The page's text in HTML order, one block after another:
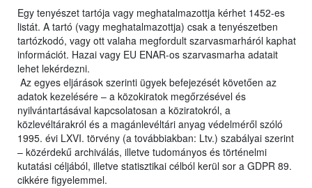
Egy tenyészet tartója vagy meghatalmazottja kérhet 1452-es
listát. A tartó (vagy meghatalmazottja) csak a tenyészetben
tartózkodó, vagy ott valaha megfordult szarvasmarháról kaphat
információt. Hazai vagy EU ENAR-os szarvasmarha adatait
lehet lekérdezni.
Az egyes eljárások szerinti ügyek befejezését követően az
adatok kezelésére – a közokiratok megőrzésével és
nyilvántartásával kapcsolatosan a köziratokról, a
közlevéltárakról és a magánlevéltári anyag védelméről szóló
1995. évi LXVI. törvény (a továbbiakban: Ltv.) szabályai szerint
– közérdekű archiválás, illetve tudományos és történelmi
kutatási céljából, illetve statisztikai célból kerül sor a GDPR 89.
cikkére figyelemmel.